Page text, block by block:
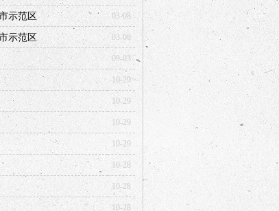
示范区 03-08
示范区 03-08
09-03
10-29
10-29
10-29
10-29
10-28
10-28
10-28